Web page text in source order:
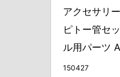
アクセサリ
ピトー管セ
ル用パーツ
150427